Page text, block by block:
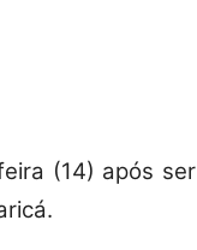
(14) após ser